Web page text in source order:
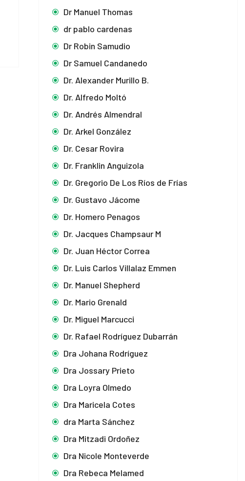
Dr Manuel Thomas
dr pablo cardenas
Dr Robin Samudio
Dr Samuel Candanedo
Dr. Alexander Murillo B.
Dr. Alfredo Moltó
Dr. Andrés Almendral
Dr. Arkel González
Dr. Cesar Rovira
Dr. Franklin Anguizola
Dr. Gregorio De Los Ríos de Frías
Dr. Gustavo Jácome
Dr. Homero Penagos
Dr. Jacques Champsaur M
Dr. Juan Héctor Correa
Dr. Luis Carlos Villalaz Emmen
Dr. Manuel Shepherd
Dr. Mario Grenald
Dr. Miguel Marcucci
Dr. Rafael Rodríguez Dubarrán
Dra Johana Rodríguez
Dra Jossary Prieto
Dra Loyra Olmedo
Dra Maricela Cotes
dra Marta Sánchez
Dra Mitzadi Ordoñez
Dra Nicole Monteverde
Dra Rebeca Melamed